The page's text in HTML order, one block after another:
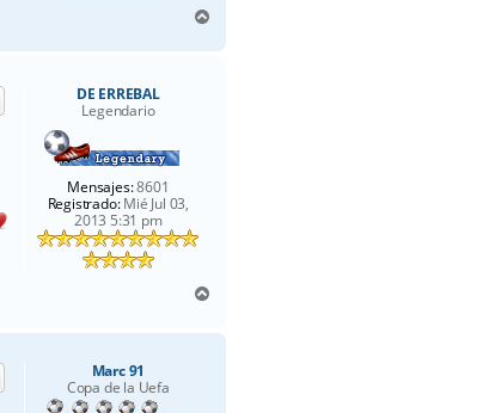
r
DE ERREBAL
Legendario
Mensajes:8601
Registrado:Mié Jul 03,
2013 5:31 pm
r
Marc 91
Copa de la Uefa